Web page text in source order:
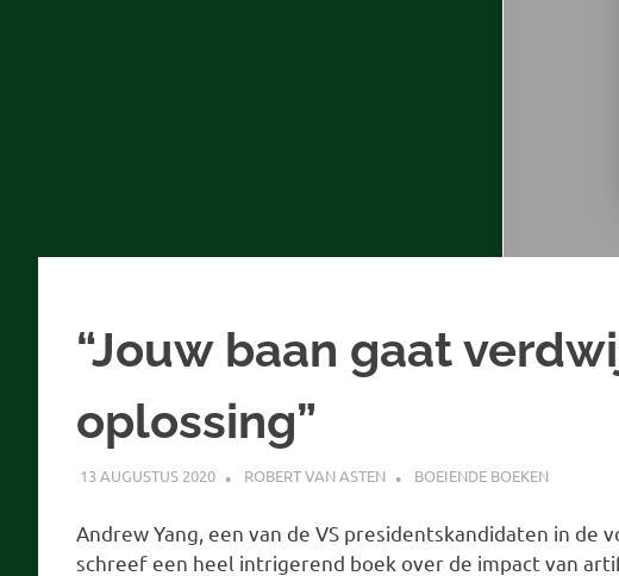
“Jouw baan gaat
oplossing”
13 AUGUSTUS 2020 ROBERT VAN ASTEN BOEIENDE BOEKEN
Andrew Yang, een van de VS presidentskandidaten in de
schreef een heel intrigerend boek over de impact van